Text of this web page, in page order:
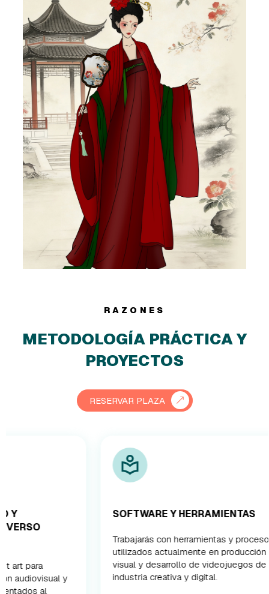
RAZONES
METODOLOGÍA PRÁCTICA Y
PROYECTOS
RESERVAR PLAZA
SOFTWARE Y HERRAMIENTAS
Trabajarás con herramientas y procesos
utilizados actualmente en producción
visual y desarrollo de videojuegos de la
industria creativa y digital.
Durante